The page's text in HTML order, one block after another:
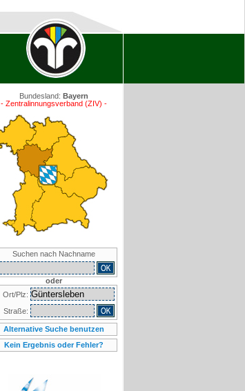
Bundesland: Bayern
- Zentralinnungsverband (ZIV) -
Suchen nach Nachname
oder
Ort/Plz:
Straße:
Alternative Suche benutzen
Kein Ergebnis oder Fehler?